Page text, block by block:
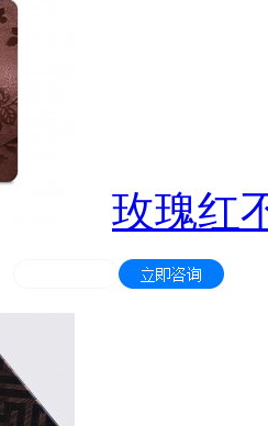
玫瑰红